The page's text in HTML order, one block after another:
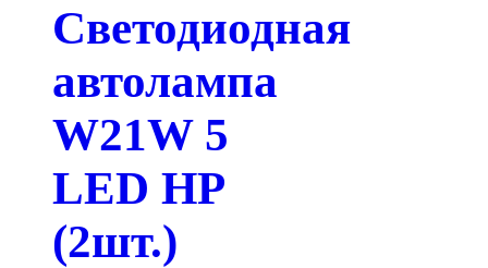
Светодиодная
автолампа
W21W 5
LED HP
(2шт.)